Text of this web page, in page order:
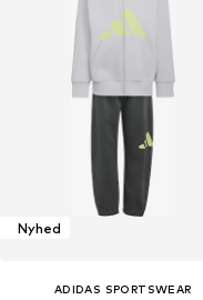
Nyhed
ADIDAS SPORTSWEAR